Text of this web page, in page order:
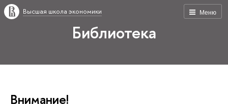
Меню
Высшая школа экономики
Библиотека
Внимание!